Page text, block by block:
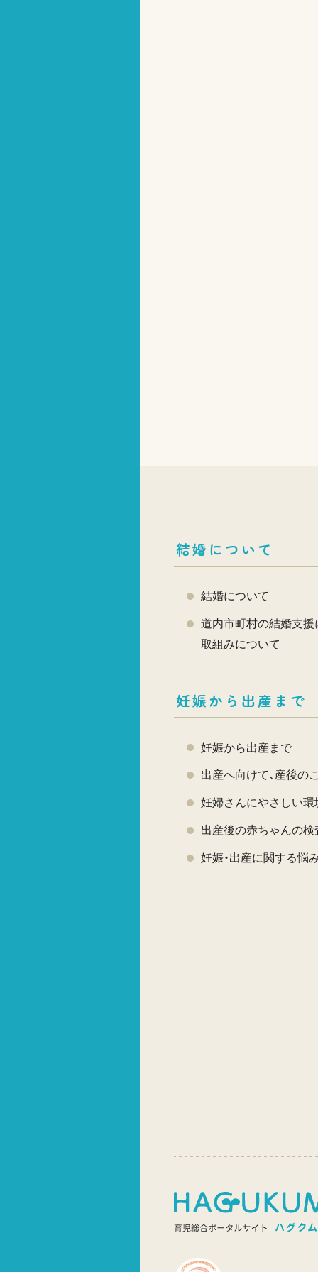
結婚について
結婚について
道内市町村の結婚支援
取組みについて
妊娠から出産まで
妊娠から出産まで
出産へ向けて、産後の
妊婦さんにやさしい環
出産後の赤ちゃんの検
妊娠・出産に関する悩